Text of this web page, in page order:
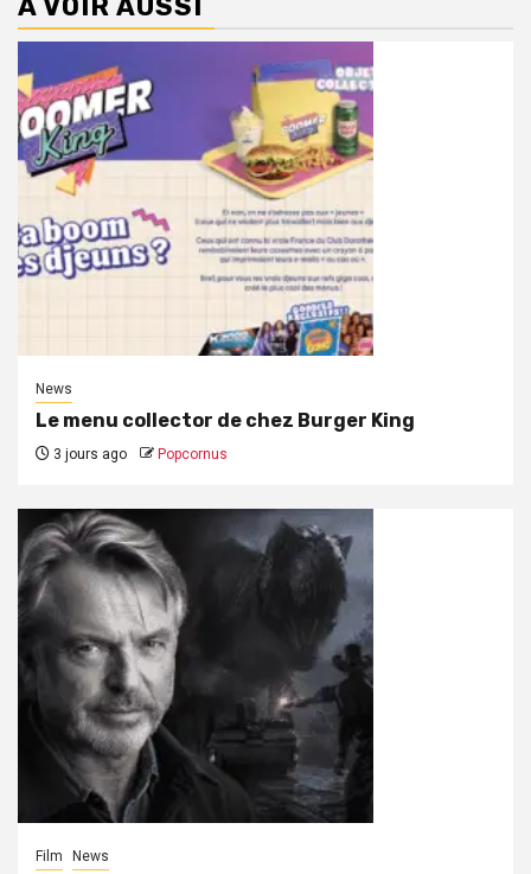
News
Le menu collector de chez Burger King
3 jours ago Popcornus
Film News